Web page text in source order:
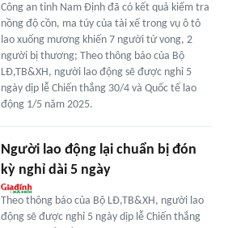
Công an tỉnh Nam Định đã có kết quả kiểm tra
nồng độ cồn, ma túy của tài xế trong vụ ô tô
lao xuống mương khiến 7 người tử vong, 2
người bị thương; Theo thông báo của Bộ
LĐ,TB&XH, người lao động sẽ được nghỉ 5
ngày dịp lễ Chiến thắng 30/4 và Quốc tế lao
động 1/5 năm 2025.
Người lao động lại chuẩn bị đón
kỳ nghỉ dài 5 ngày
Theo thông báo của Bộ LĐ,TB&XH, người lao
động sẽ được nghỉ 5 ngày dịp lễ Chiến thắng